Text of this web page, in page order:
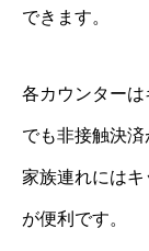
できます。
各カウンター
でも非接触決済
家族連れには
が便利です。